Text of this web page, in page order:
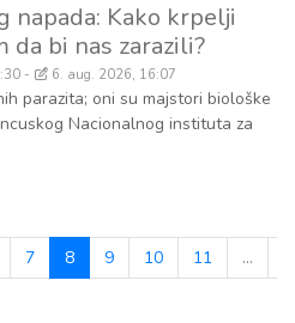
napada: Kako krpelji
da bi nas zarazili?
6. aug. 2026, 16:07
parazita; oni su majstori biološke
Nacionalnog instituta za
7 8 9 10 11 ...